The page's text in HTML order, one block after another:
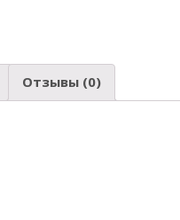
Отзывы (0)